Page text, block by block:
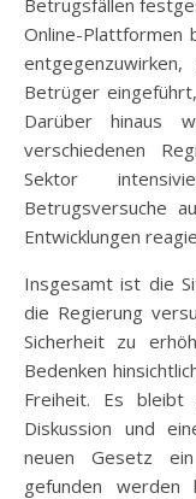
Online-Plattformen
Betrüger
Darüber hinaus
verschiedenen
Sektor
Betrugsversuche
Entwicklungen
Insgesamt ist die
die Regierung
Sicherheit zu
Bedenken
Freiheit. Es
Diskussion und
neuen Gesetz
gefunden werden